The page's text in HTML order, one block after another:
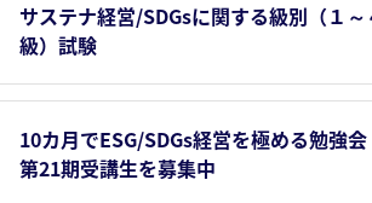
サステナ経営/SDGsに関する級別（１～
級）試験
10カ月でESG/SDGs経営を極める勉強
第21期受講生を募集中